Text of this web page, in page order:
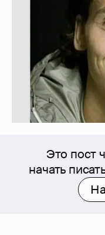
Это пост
начать